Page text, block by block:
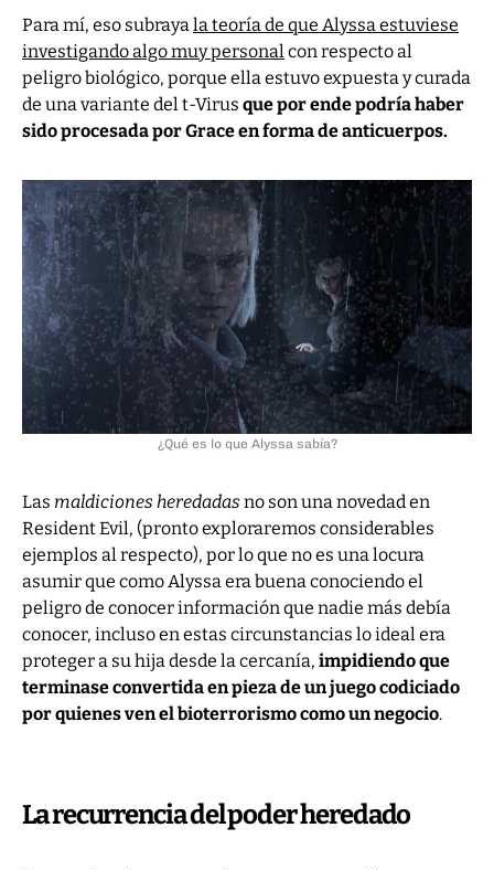
Para mí, eso subrayala teoría de que Alyssa estuviese
investigando algo muy personalcon respecto al
peligro biológico, porque ella estuvo expuesta y curada
de una variante del t-Virus que por ende podría haber
sido procesada por Grace en forma de anticuerpos.
¿Qué es lo que Alyssa sabía?
Las maldiciones heredadas no son una novedad en
Resident Evil, (pronto exploraremos considerables
ejemplos al respecto), por lo que no es una locura
asumir que como Alyssa era buena conociendo el
peligro de conocer información que nadie más debía
conocer, incluso en estas circunstancias lo ideal era
proteger a su hija desde la cercanía, impidiendo que
terminase convertida en pieza de un juego codiciado
por quienes ven el bioterrorismo como un negocio.
La recurrencia del poder heredado